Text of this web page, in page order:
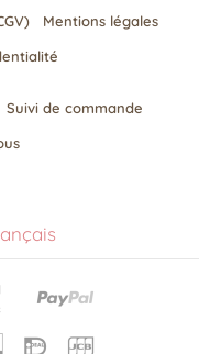
Mentions légales
Suivi de commande